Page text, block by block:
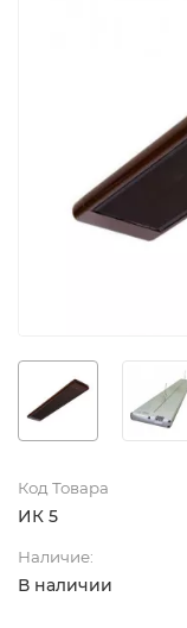
Код Товара
ИК 5
Наличие:
В наличии